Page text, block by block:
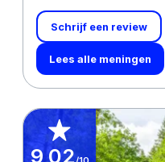
Schrijf een review
Lees alle meningen
9,02